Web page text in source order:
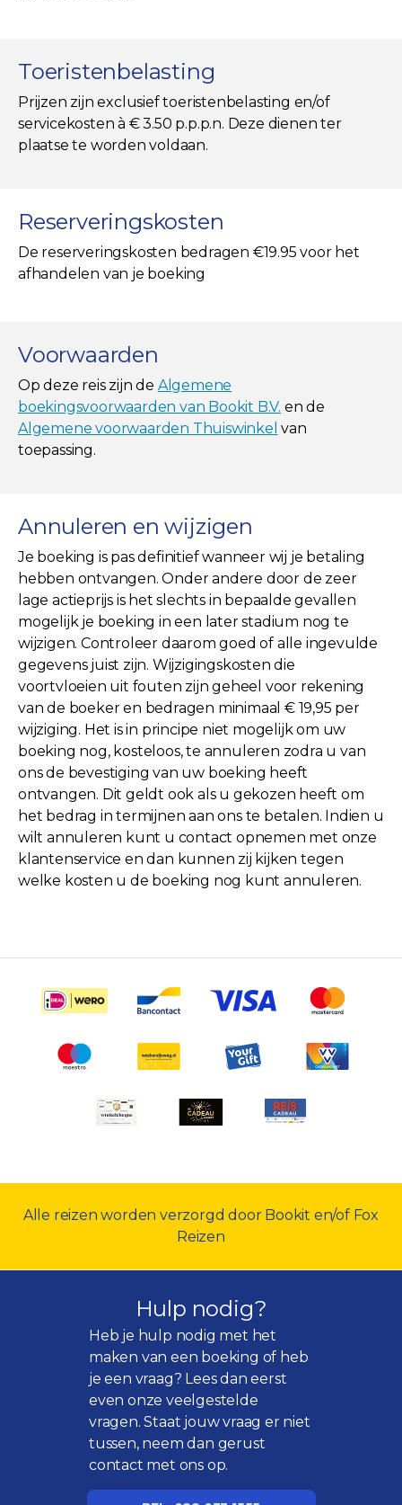
Toeristenbelasting
Prijzen zijn exclusief toeristenbelasting en/of
servicekosten à € 3.50 p.p.p.n. Deze dienen ter
plaatse te worden voldaan.
Reserveringskosten
De reserveringskosten bedragen €19.95 voor het
afhandelen van je boeking
Voorwaarden
Op deze reis zijn de Algemene
boekingsvoorwaarden van Bookit B.V. en de
Algemene voorwaarden Thuiswinkel van
toepassing.
Annuleren en wijzigen
Je boeking is pas definitief wanneer wij je betaling
hebben ontvangen. Onder andere door de zeer
lage actieprijs is het slechts in bepaalde gevallen
mogelijk je boeking in een later stadium nog te
wijzigen. Controleer daarom goed of alle ingevulde
gegevens juist zijn. Wijzigingskosten die
voortvloeien uit fouten zijn geheel voor rekening
van de boeker en bedragen minimaal € 19,95 per
wijziging. Het is in principe niet mogelijk om uw
boeking nog, kosteloos, te annuleren zodra u van
ons de bevestiging van uw boeking heeft
ontvangen. Dit geldt ook als u gekozen heeft om
het bedrag in termijnen aan ons te betalen. Indien u
wilt annuleren kunt u contact opnemen met onze
klantenservice en dan kunnen zij kijken tegen
welke kosten u de boeking nog kunt annuleren.
Alle reizen worden verzorgd door Bookit en/of Fox
Reizen
Hulp nodig?
Heb je hulp nodig met het
maken van een boeking of heb
je een vraag? Lees dan eerst
even onzeveelgestelde
vragen. Staat jouw vraag er niet
tussen, neem dan gerust
contact met ons op.